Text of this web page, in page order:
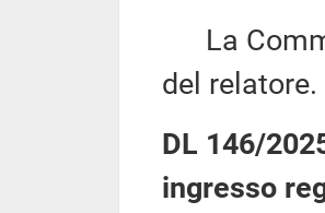
La
del relatore.
DL 146/
ingresso